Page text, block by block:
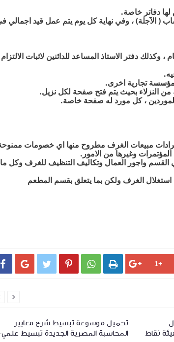
لها دفاتر خاصة.
( الآجلة)، وفي نهاية كل يوم يتم عمل قيد اجمالي
دفتر الاستاذ المساعد للدائنين لاثبات الالتزام
.
مؤسسة تجارية اخرى.
من النزلاء بحيث يتم فتح صفحة لكل نزيل.
الموردين ، كل مورد له صفحة خاصة.
مبيعات الغرف مطروح منها اي خصومات
وغيرها من الامور .
القسم واجور العمال وتكاليف التنظيف للغرف وكل ما
الغرف ولكن بما يتعلق بقسم المطعم
     
نقاط
تحميل موسوعة تبسيط شرح معايير
المحاسبة المصرية الجديدة تبسيط
